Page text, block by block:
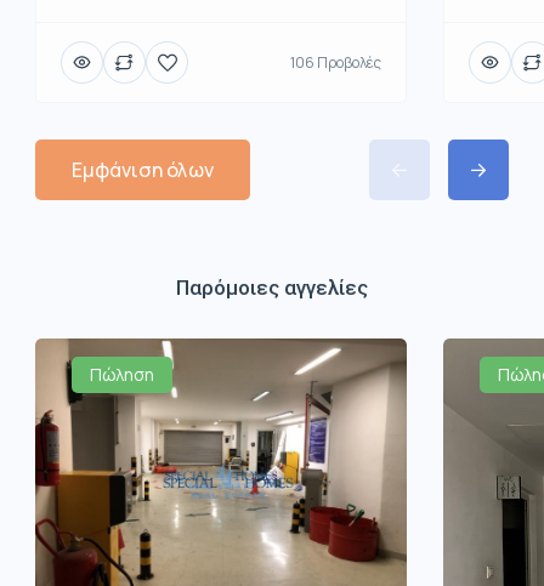
106 Προβολές
Εμφάνιση όλων
Παρόμοιες αγγελίες
Πώληση